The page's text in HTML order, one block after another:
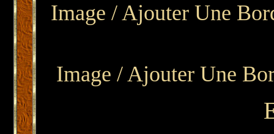
Image / Ajouter Une
Image / Ajouter Une